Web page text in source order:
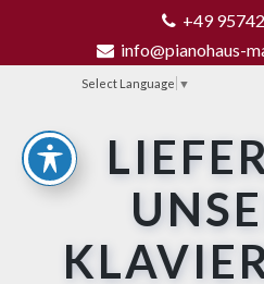
+49
info@pianohaus-
Select Language ▼